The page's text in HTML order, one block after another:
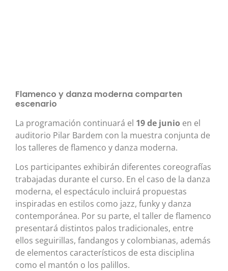
Flamenco y danza moderna comparten
escenario
La programación continuará el 19 de junio en el
auditorio Pilar Bardem con la muestra conjunta de
los talleres de flamenco y danza moderna.
Los participantes exhibirán diferentes coreografías
trabajadas durante el curso. En el caso de la danza
moderna, el espectáculo incluirá propuestas
inspiradas en estilos como jazz, funky y danza
contemporánea. Por su parte, el taller de flamenco
presentará distintos palos tradicionales, entre
ellos seguirillas, fandangos y colombianas, además
de elementos característicos de esta disciplina
como el mantón o los palillos.